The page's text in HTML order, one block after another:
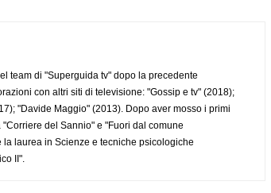
team di "Superguida tv" dopo la precedente
con altri siti di televisione: "Gossip e tv" (2018);
"Davide Maggio" (2013). Dopo aver mosso i primi
del Sannio" e "Fuori dal comune
laurea in Scienze e tecniche psicologiche
II".